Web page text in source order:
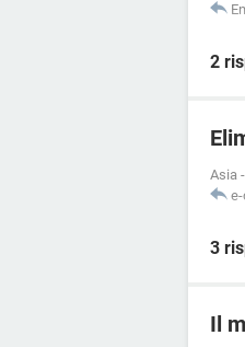
2
Asia -
3
Il